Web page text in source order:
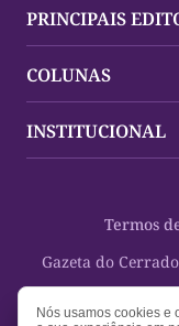
PRINCIPAIS
Palmas
Mundo
Oportunidades
Cultura
Saúde
Educação
COLUNAS
Policial
Planeta Vivo
Espaço Cidadania
Turistando
Nosso Direito
INSTITUCIONAL
Gazeta do
Termos
Nós usamos cookies e